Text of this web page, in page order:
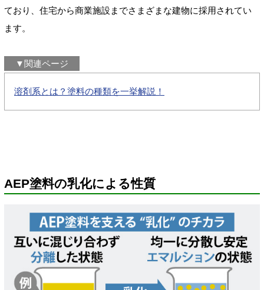
ており、住宅から商業施設までさまざまな建物に採用されてい
ます。
▼関連ページ
溶剤系とは？塗料の種類を一挙解説！
AEP塗料の乳化による性質